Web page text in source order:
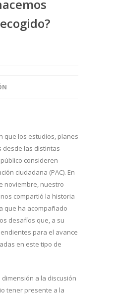
que los estudios, planes
desde las distintas
consideren
ciudadana (PAC). En
noviembre, nuestro
compartió la historia
que ha acompañado
desafíos que, a su
para el avance
en este tipo de
a la discusión
tener presente a la